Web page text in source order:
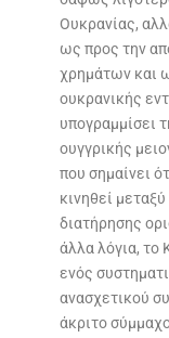
Ουκρανίας,
ως προς την
χρημάτων και
ουκρανικής
υπογραμμίσει
ουγγρικής
που σημαίνει
κινηθεί
διατήρησης
άλλα λόγια, το
ενός
ανασχετικού
άκριτο